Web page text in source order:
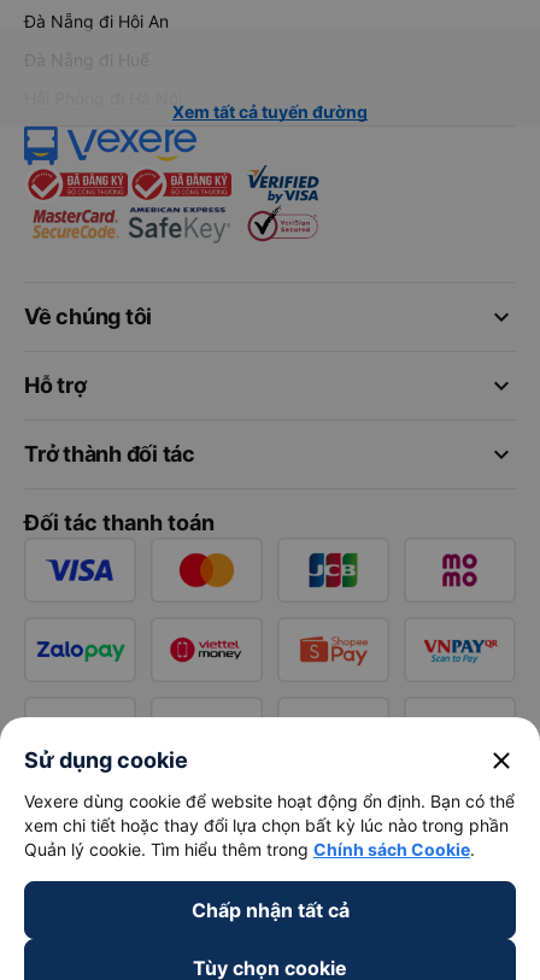
Đà Nẵng đi Hội An
Đà Nẵng đi Huế
Xem tất cả tuyến đường
keyboard_arrow_down
Về chúng tôi
keyboard_arrow_down
Hỗ trợ
keyboard_arrow_down
Trở thành đối tác
Đối tác thanh toán
Sử dụng cookie close
Vexere dùng cookie để website hoạt động ổn định. Bạn có thể
xem chi tiết hoặc thay đổi lựa chọn bất kỳ lúc nào trong phần
Quản lý cookie. Tìm hiểu thêm trong Chính sách Cookie.
Chấp nhận tất cả
Tùy chọn cookie